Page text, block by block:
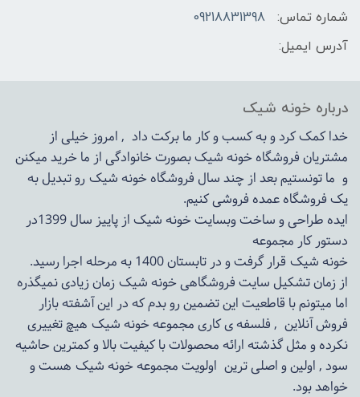
شماره تماس:
09218831398
آدرس ایمیل:
درباره خونه شیک
خدا کمک کرد و به کسب و کار ما برکت داد , امروز خیلی از
مشتریان فروشگاه خونه شیک بصورت خانوادگی از ما خرید میکنن
و ما تونستیم بعد از چند سال فروشگاهخونه شیکرو تبدیل به
یک فروشگاه عمده فروشی کنیم.
ایده طراحی و ساخت وبسایت خونه شیک از پاییز سال 1399در
دستور کار مجموعه
خونه شیک قرار گرفت و در تابستان 1400 به مرحله اجرا رسید.
از زمان تشکیل سایت فروشگاهیخونه شیکزمان زیادی نمیگذره
اما میتونم با قاطعیت این تضمین رو بدم که در این آشفته بازار
فروش آنلاین , فلسفه ی کاری مجموعهخونه شیک هیچ تغییری
نکرده و مثل گذشته ارائه محصولات با کیفیت بالا و کمترین حاشیه
سود , اولین و اصلی ترین اولویت مجموعهخونه شیک هست و
خواهد بود.